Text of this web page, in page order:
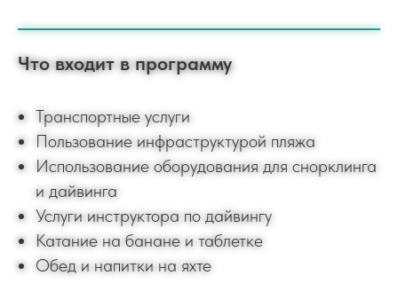
Что входит в программу
Транспортные услуги
Пользование инфраструктурой пляжа
Использование оборудования для снорклинга
и дайвинга
Услуги инструктора по дайвингу
Катание на банане и таблетке
Обед и напитки на яхте